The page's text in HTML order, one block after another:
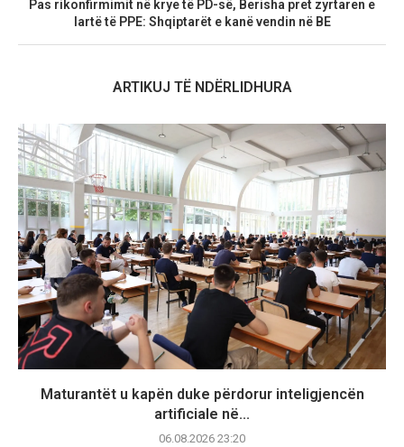
Pas rikonfirmimit në krye të PD-së, Berisha pret zyrtaren e
lartë të PPE: Shqiptarët e kanë vendin në BE
ARTIKUJ TË NDËRLIDHURA
Maturantët u kapën duke përdorur inteligjencën
artificiale në...
06.08.2026 23:20